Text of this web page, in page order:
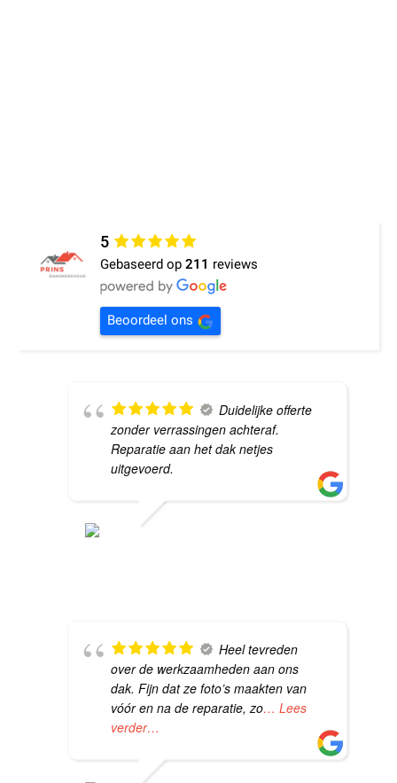
5
Gebaseerd op 211 reviews
Beoordeel ons
Duidelijke offerte
zonder verrassingen achteraf.
Reparatie aan het dak netjes
uitgevoerd.
Heel tevreden
over de werkzaamheden aan ons
dak. Fijn dat ze foto’s maakten van
vóór en na de reparatie, zo… Lees
verder…